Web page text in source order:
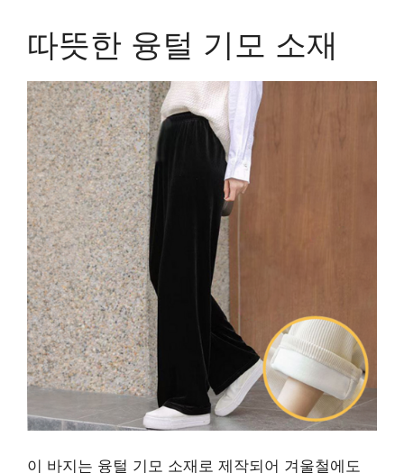
따뜻한 융털 기모 소재
이 바지는 융털 기모 소재로 제작되어 겨울철에도